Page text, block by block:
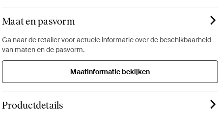
Maat en pasvorm
Ga naar de retailer voor actuele informatie over de beschikbaarheid
van maten en de pasvorm.
Maatinformatie bekijken
Productdetails